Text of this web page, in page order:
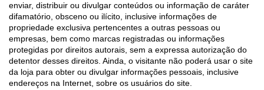
enviar, distribuir ou divulgar conteúdos ou informação de caráter
difamatório, obsceno ou ilícito, inclusive informações de
propriedade exclusiva pertencentes a outras pessoas ou
empresas, bem como marcas registradas ou informações
protegidas por direitos autorais, sem a expressa autorização do
detentor desses direitos. Ainda, o visitante não poderá usar o site
da loja para obter ou divulgar informações pessoais, inclusive
endereços na Internet, sobre os usuários do site.